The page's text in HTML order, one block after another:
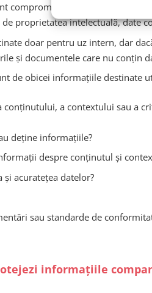
compromise sau distruse de o
proprietatea intelectuală, date
doar pentru uz intern, dar
și documentele care nu conțin
de obicei informațiile
conținutului, a contextului sau a
deține informațiile?
despre conținutul și
acuratețea datelor?
sau standarde de
informațiile